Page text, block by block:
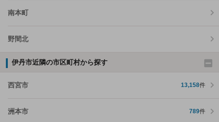
南本町
野間北
伊丹市近隣の市区町村から探す
西宮市 13,158件
洲本市 789件